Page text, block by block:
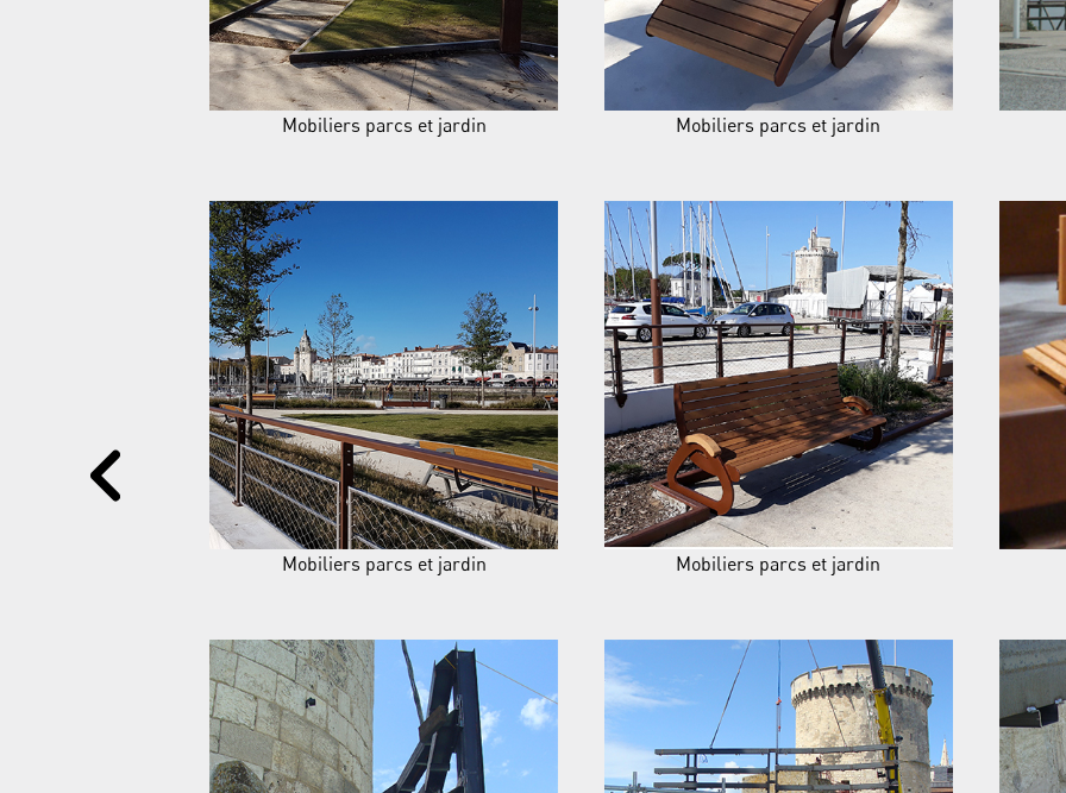
Mobiliers parcs et jardin Mobiliers parcs et jardin
Mobiliers parcs et jardin Mobiliers parcs et jardin